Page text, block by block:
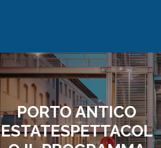
PORTO ANTICO
ESTATESPETTACOL